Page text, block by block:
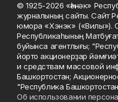
© 1925-2026 «Һәнәк»
журналының сайты. Сайт
юмора «Хэнэк» («Вилы»).
Республикаһының
буйынса агентлығы;
йорто акционерҙар
и средствам массовой
Башкортостан;
"Республика
Об использовании